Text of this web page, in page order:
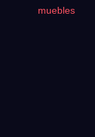
muebles